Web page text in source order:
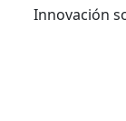
Innovación